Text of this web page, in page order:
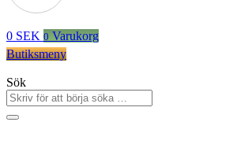
0 SEK 0 Varukorg
Butiksmeny
Sök